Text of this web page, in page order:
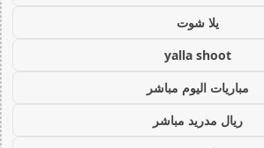
يلا شوت
yalla shoot
مباريات اليوم مباشر
ريال مدريد مباشر